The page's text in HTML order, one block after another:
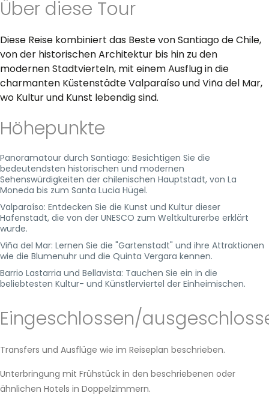
Über diese Tour
Diese Reise kombiniert das Beste von Santiago de Chile,
von der historischen Architektur bis hin zu den
modernen Stadtvierteln, mit einem Ausflug in die
charmanten Küstenstädte Valparaíso und Viña del Mar,
wo Kultur und Kunst lebendig sind.
Höhepunkte
Panoramatour durch Santiago: Besichtigen Sie die
bedeutendsten historischen und modernen
Sehenswürdigkeiten der chilenischen Hauptstadt, von La
Moneda bis zum Santa Lucia Hügel.
Valparaíso: Entdecken Sie die Kunst und Kultur dieser
Hafenstadt, die von der UNESCO zum Weltkulturerbe erklärt
wurde.
Viña del Mar: Lernen Sie die "Gartenstadt" und ihre Attraktionen
wie die Blumenuhr und die Quinta Vergara kennen.
Barrio Lastarria und Bellavista: Tauchen Sie ein in die
beliebtesten Kultur- und Künstlerviertel der Einheimischen.
Eingeschlossen/
Transfers und Ausflüge wie im Reiseplan beschrieben.
Unterbringung mit Frühstück in den beschriebenen oder
ähnlichen Hotels in Doppelzimmern.